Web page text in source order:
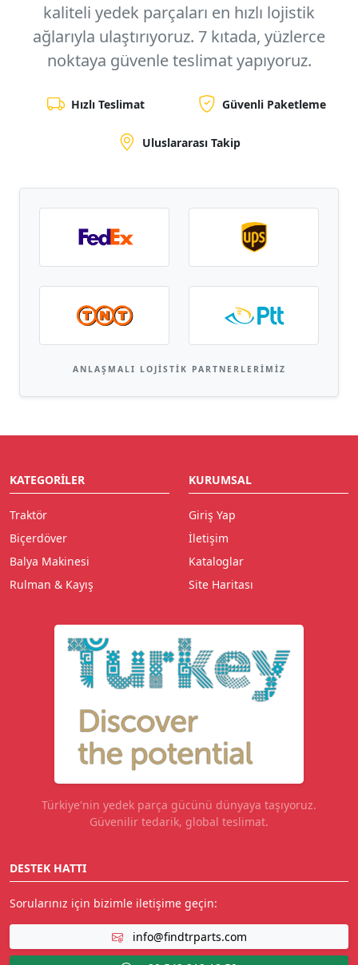
kaliteli yedek parçaları en hızlı lojistik
ağlarıyla ulaştırıyoruz. 7 kıtada, yüzlerce
noktaya güvenle teslimat yapıyoruz.
Hızlı Teslimat Güvenli Paketleme
Uluslararası Takip
ANLAŞMALI LOJISTIK PARTNERLERIMIZ
KATEGORILER
Traktör
Biçerdöver
Balya Makinesi
Rulman & Kayış
KURUMSAL
Giriş Yap
İletişim
Kataloglar
Site Haritası
Türkiye'nin yedek parça gücünü dünyaya taşıyoruz.
Güvenilir tedarik, global teslimat.
DESTEK HATTI
Sorularınız için bizimle iletişime geçin:
info@findtrparts.com